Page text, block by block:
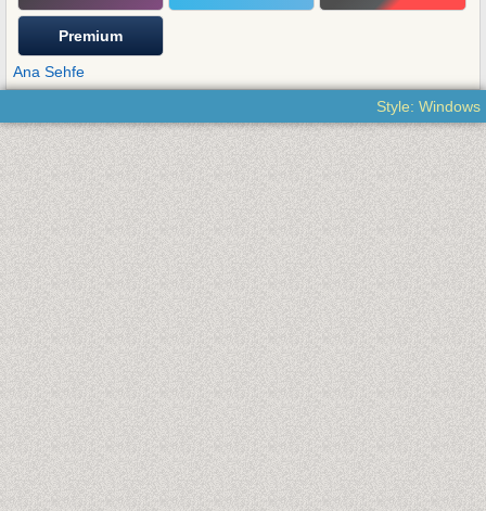
Premium
Ana Sehfe
Style: Windows